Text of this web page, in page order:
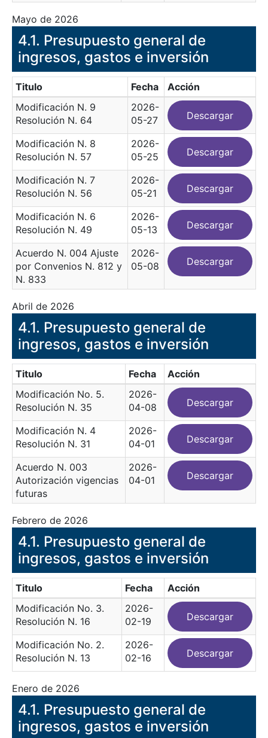
Mayo de 2026
​4.1. Presupuesto general de
ingresos, gastos e inversión
Titulo Fecha
Acción
Modificación N. 9
Resolución N. 64
2026-
05-27
Descargar
Modificación N. 8
Resolución N. 57
2026-
05-25
Descargar
Modificación N. 7
Resolución N. 56
2026-
05-21
Descargar
Modificación N. 6
Resolución N. 49
2026-
05-13
Descargar
Acuerdo N. 004 Ajuste
por Convenios N. 812 y
N. 833
2026-
05-08
Descargar
Abril de 2026
​4.1. Presupuesto general de
ingresos, gastos e inversión
Titulo Fecha
Acción
Modificación No. 5.
Resolución N. 35
2026-
04-08
Descargar
Modificación N. 4
Resolución N. 31
2026-
04-01
Descargar
Acuerdo N. 003
Autorización vigencias
futuras
2026-
04-01
Descargar
Febrero de 2026
​4.1. Presupuesto general de
ingresos, gastos e inversión
Titulo Fecha
Acción
Modificación No. 3.
Resolución N. 16
2026-
02-19
Descargar
Modificación No. 2.
Resolución N. 13
2026-
02-16
Descargar
Enero de 2026
​4.1. Presupuesto general de
ingresos, gastos e inversión